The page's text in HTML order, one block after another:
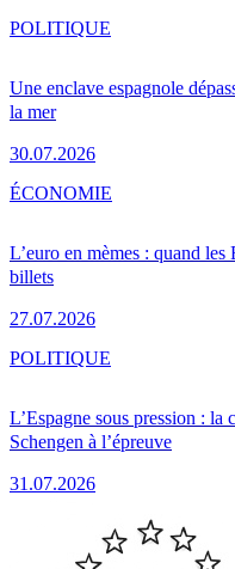
Une enclave espagnole
la mer
30.07.2026
POLITIQUE
L’euro en mèmes : quand
billets
27.07.2026
ÉCONOMIE
L’Espagne sous pression : la
Schengen à l’épreuve
31.07.2026
POLITIQUE